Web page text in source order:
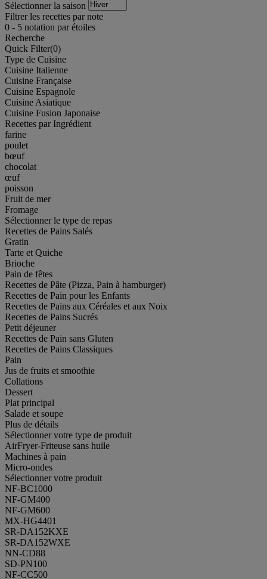
Sélectionner la saison
Filtrer les recettes par note
0 - 5 notation par étoiles
Recherche
Quick Filter(0)
Type de Cuisine
Cuisine Italienne
Cuisine Française
Cuisine Espagnole
Cuisine Asiatique
Cuisine Fusion Japonaise
Recettes par Ingrédient
farine
poulet
bœuf
chocolat
œuf
poisson
Fruit de mer
Fromage
Sélectionner le type de repas
Recettes de Pains Salés
Gratin
Tarte et Quiche
Brioche
Pain de fêtes
Recettes de Pâte (Pizza, Pain à hamburger)
Recettes de Pain pour les Enfants
Recettes de Pains aux Céréales et aux Noix
Recettes de Pains Sucrés
Petit déjeuner
Recettes de Pain sans Gluten
Recettes de Pains Classiques
Pain
Jus de fruits et smoothie
Collations
Dessert
Plat principal
Salade et soupe
Plus de détails
Sélectionner votre type de produit
AirFryer-Friteuse sans huile
Machines à pain
Micro-ondes
Sélectionner votre produit
NF-BC1000
NF-GM400
NF-GM600
MX-HG4401
SR-DA152KXE
SR-DA152WXE
NN-CD88
SD-PN100
NF-CC500